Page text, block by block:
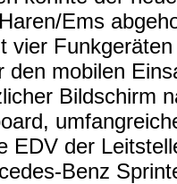
Ems
vier
den mobilen
Bildschirm
EDV der
Benz